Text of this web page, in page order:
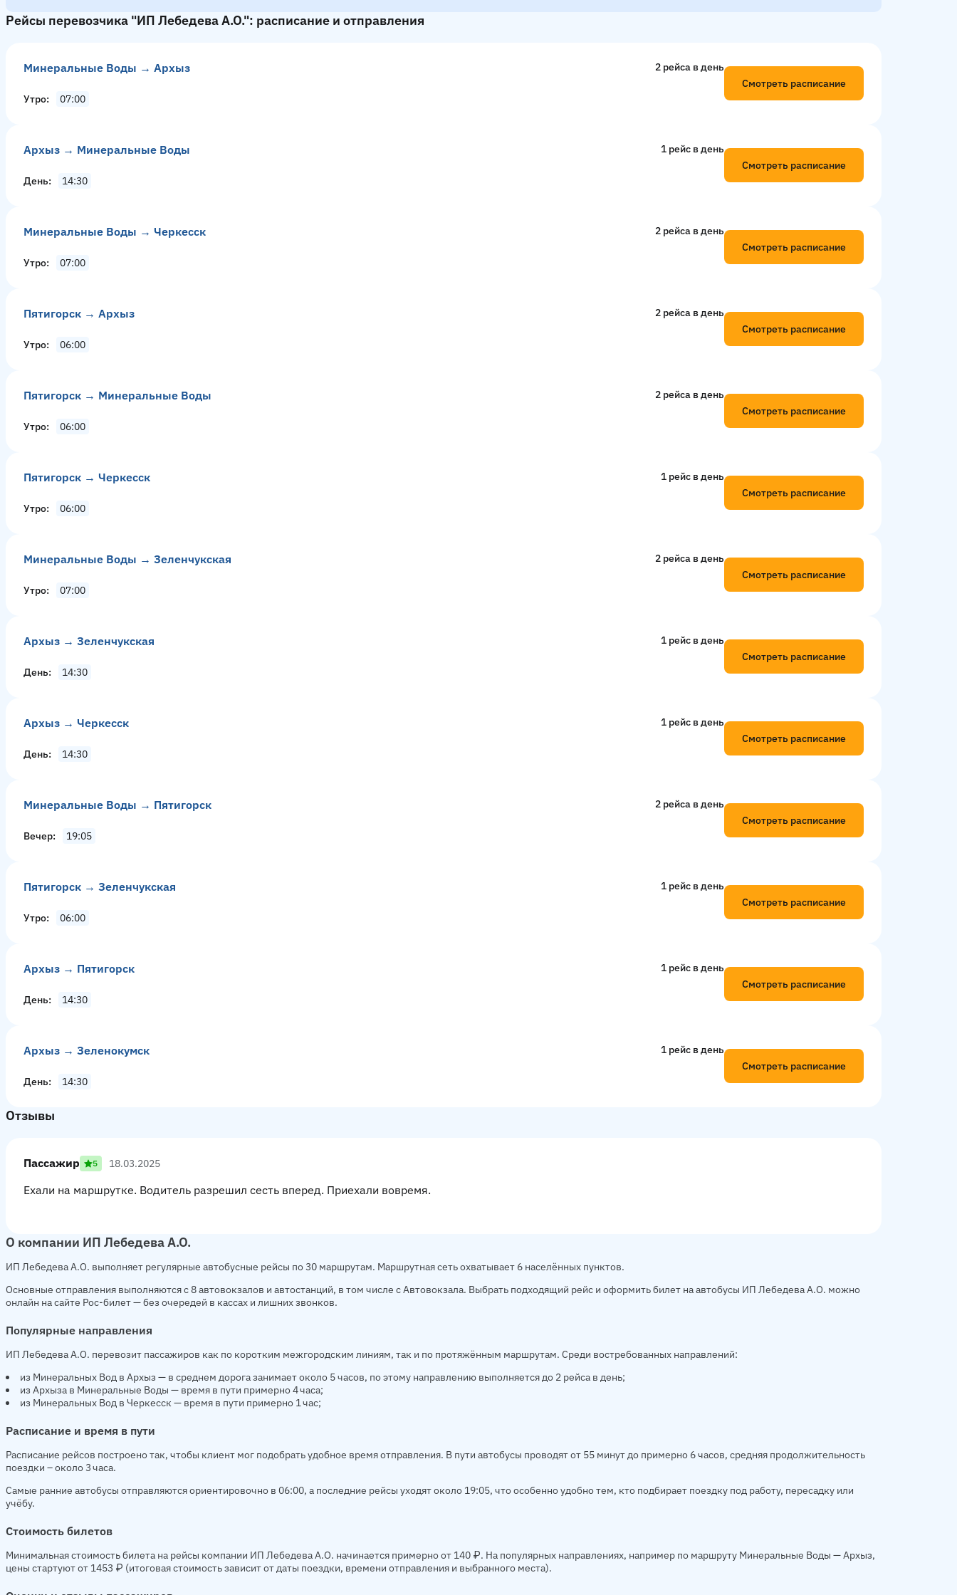
Рейсы перевозчика "ИП Лебедева А.О.": расписание и отправления
Минеральные Воды → Архыз 2 рейсa в день
Утро 07:00
Смотреть расписание
Архыз → Минеральные Воды 1 рейс в день
День 14:30
Смотреть расписание
Минеральные Воды → Черкесск 2 рейсa в день
Утро 07:00
Смотреть расписание
Пятигорск → Архыз 2 рейсa в день
Утро 06:00
Смотреть расписание
Пятигорск → Минеральные Воды 2 рейсa в день
Утро 06:00
Смотреть расписание
Пятигорск → Черкесск 1 рейс в день
Утро 06:00
Смотреть расписание
Минеральные Воды → Зеленчукская 2 рейсa в день
Утро 07:00
Смотреть расписание
Архыз → Зеленчукская 1 рейс в день
День 14:30
Смотреть расписание
Архыз → Черкесск 1 рейс в день
День 14:30
Смотреть расписание
Минеральные Воды → Пятигорск 2 рейсa в день
Вечер 19:05
Смотреть расписание
Пятигорск → Зеленчукская 1 рейс в день
Утро 06:00
Смотреть расписание
Архыз → Пятигорск 1 рейс в день
День 14:30
Смотреть расписание
Архыз → Зеленокумск 1 рейс в день
День 14:30
Смотреть расписание
Отзывы
Пассажир 5 18.03.2025
Ехали на маршрутке. Водитель разрешил сесть вперед. Приехали вовремя.
О компании ИП Лебедева А.О.
ИП Лебедева А.О. выполняет регулярные автобусные рейсы по 30 маршрутам. Маршрутная сеть охватывает 6 населённых пунктов.
Основные отправления выполняются с 8 автовокзалов и автостанций, в том числе с Автовокзала. Выбрать подходящий рейс и оформить билет на автобусы ИП Лебедева А.О. можно
онлайн на сайте Рос-билет — без очередей в кассах и лишних звонков.
Популярные направления
ИП Лебедева А.О. перевозит пассажиров как по коротким межгородским линиям, так и по протяжённым маршрутам. Среди востребованных направлений:
из Минеральных Вод в Архыз — в среднем дорога занимает около 5 часов, по этому направлению выполняется до 2 рейса в день;
из Архыза в Минеральные Воды — время в пути примерно 4 часа;
из Минеральных Вод в Черкесск — время в пути примерно 1 час;
Расписание и время в пути
Расписание рейсов построено так, чтобы клиент мог подобрать удобное время отправления. В пути автобусы проводят от 55 минут до примерно 6 часов, средняя продолжительность
поездки – около 3 часа.
Самые ранние автобусы отправляются ориентировочно в 06:00, а последние рейсы уходят около 19:05, что особенно удобно тем, кто подбирает поездку под работу, пересадку или
учёбу.
Стоимость билетов
Минимальная стоимость билета на рейсы компании ИП Лебедева А.О. начинается примерно от 140 ₽. На популярных направлениях, например по маршруту Минеральные Воды — Архыз,
цены стартуют от 1453 ₽ (итоговая стоимость зависит от даты поездки, времени отправления и выбранного места).